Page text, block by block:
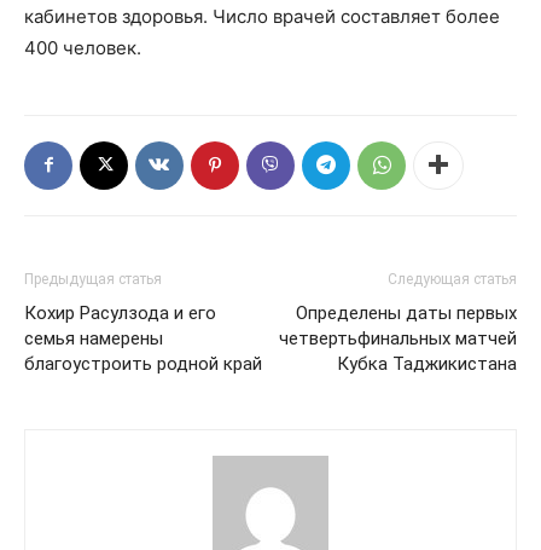
кабинетов здоровья. Число врачей составляет более
400 человек.
Предыдущая статья
Кохир Расулзода и его
семья намерены
благоустроить родной край
Следующая статья
Определены даты первых
четвертьфинальных матчей
Кубка Таджикистана